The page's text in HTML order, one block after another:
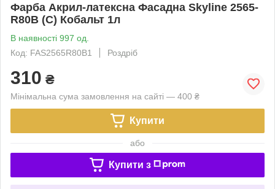
Фарба Акрил-латексна Фасадна Skyline 2565-
R80B (C) Кобальт 1л
В наявності 997 од.
Код: FAS2565R80B1
Роздріб
310 ₴
Мінімальна сума замовлення на сайті — 400 ₴
Купити
або
Купити з